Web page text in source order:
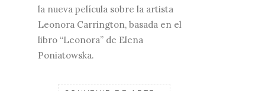
la nueva película sobre la artista
Leonora Carrington, basada en el
libro “Leonora” de Elena
Poniatowska.